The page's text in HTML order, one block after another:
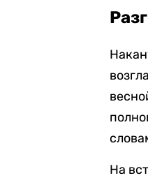
На